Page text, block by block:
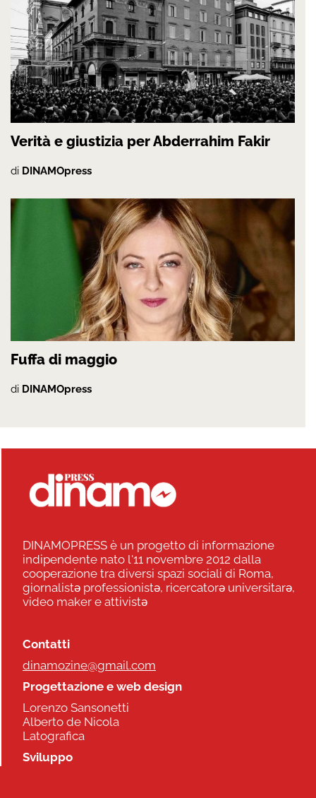
Verità e giustizia per Abderrahim Fakir
di DINAMOpress
Fuffa di maggio
di DINAMOpress
DINAMOPRESS è un progetto di informazione
indipendente nato l'11 novembre 2012 dalla
cooperazione tra diversi spazi sociali di Roma,
giornalistə professionistə, ricercatorə universitarə,
video maker e attivistə
Contatti
dinamozine@gmail.com
Progettazione e web design
Lorenzo Sansonetti
Alberto de Nicola
Latografica
Sviluppo